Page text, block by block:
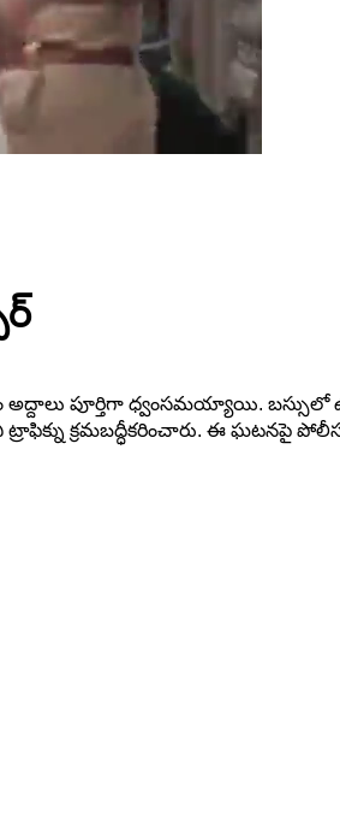
అద్దాలు పూర్తిగా ధ్వంసమయ్యాయి.
క్రమబద్ధీకరించారు. ఈ ఘటనపై